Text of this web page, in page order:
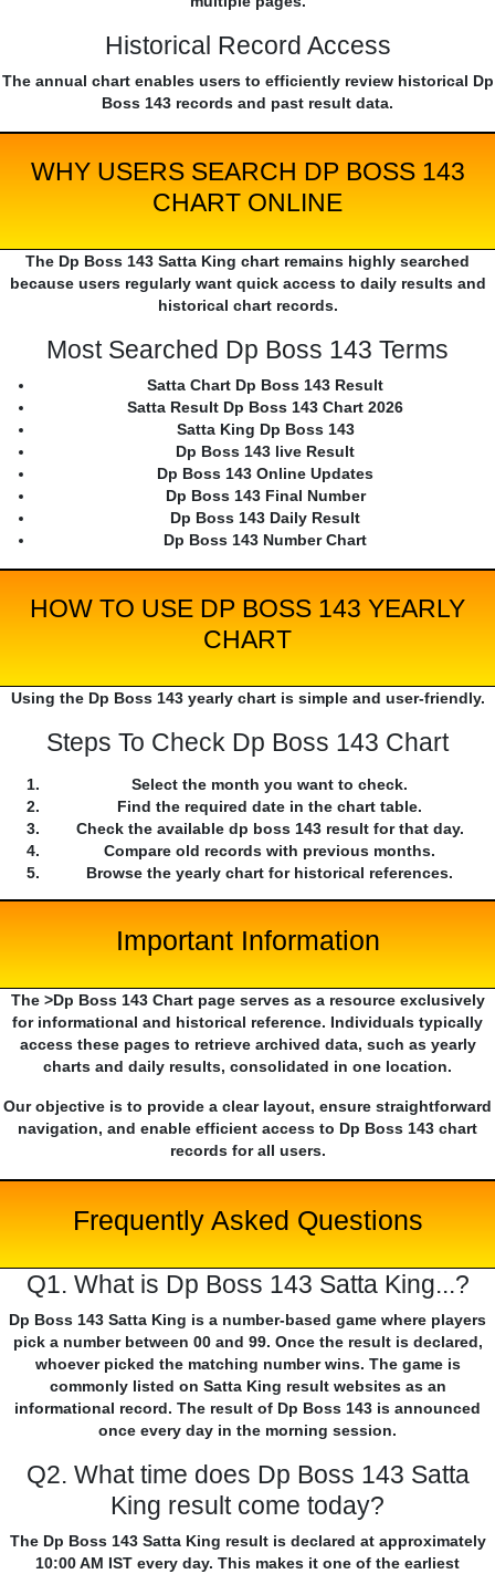
Historical Record Access
The annual chart enables users to efficiently review historical Dp
Boss 143 records and past result data.
WHY USERS SEARCH DP BOSS 143
CHART ONLINE
The Dp Boss 143 Satta King chart remains highly searched
because users regularly want quick access to daily results and
historical chart records.
Most Searched Dp Boss 143 Terms
Satta Chart Dp Boss 143 Result
Satta Result Dp Boss 143 Chart 2026
Satta King Dp Boss 143
Dp Boss 143 live Result
Dp Boss 143 Online Updates
Dp Boss 143 Final Number
Dp Boss 143 Daily Result
Dp Boss 143 Number Chart
HOW TO USE DP BOSS 143 YEARLY
CHART
Using the Dp Boss 143 yearly chart is simple and user-friendly.
Steps To Check Dp Boss 143 Chart
Select the month you want to check.
Find the required date in the chart table.
Check the available dp boss 143 result for that day.
Compare old records with previous months.
Browse the yearly chart for historical references.
Important Information
The >Dp Boss 143 Chart page serves as a resource exclusively
for informational and historical reference. Individuals typically
access these pages to retrieve archived data, such as yearly
charts and daily results, consolidated in one location.
Our objective is to provide a clear layout, ensure straightforward
navigation, and enable efficient access to Dp Boss 143 chart
records for all users.
Frequently Asked Questions
Q1. What is Dp Boss 143 Satta King...?
Dp Boss 143 Satta King is a number-based game where players
pick a number between 00 and 99. Once the result is declared,
whoever picked the matching number wins. The game is
commonly listed on Satta King result websites as an
informational record. The result of Dp Boss 143 is announced
once every day in the morning session.
Q2. What time does Dp Boss 143 Satta
King result come today?
The Dp Boss 143 Satta King result is declared at approximately
10:00 AM IST every day. This makes it one of the earliest